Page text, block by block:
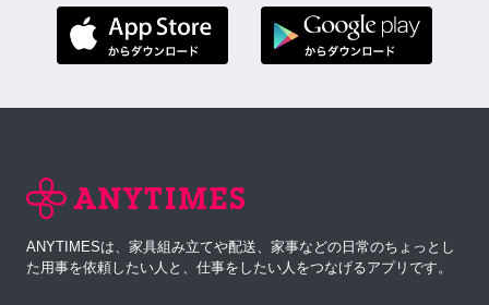
ANYTIMESは、家具組み立てや配送、家事などの日常のちょっとし
た用事を依頼したい人と、仕事をしたい人をつなげるアプリです。